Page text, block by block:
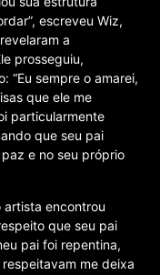
escreveu Wiz,
a
prosseguiu,
“Eu sempre o amarei,
que ele me
particularmente
que seu pai
e no seu próprio
encontrou
que seu pai
pai foi repentina,
me deixa